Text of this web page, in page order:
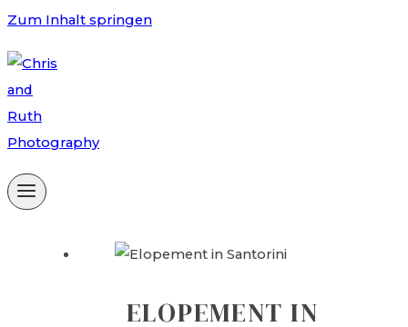
Zum Inhalt springen
ELOPEMENT IN